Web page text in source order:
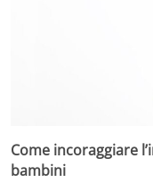
Come incoraggiare
bambini